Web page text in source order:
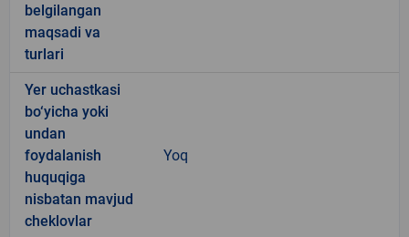
belgilangan
maqsadi va
turlari
Yer uchastkasi
bo‘yicha yoki
undan
foydalanish
huquqiga
nisbatan mavjud
cheklovlar
Yoq